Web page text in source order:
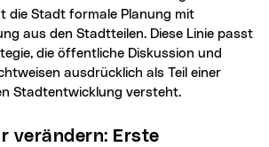
die Stadt formale Planung mit
aus den Stadtteilen. Diese Linie passt
die öffentliche Diskussion und
ausdrücklich als Teil einer
Stadtentwicklung versteht.